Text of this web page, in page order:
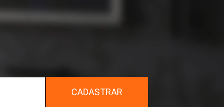
CADASTRAR